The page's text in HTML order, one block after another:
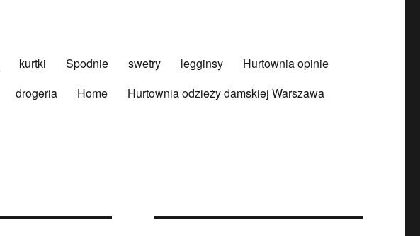
kurtki Spodnie swetry legginsy
Hurtownia opinie
drogeria Home
Hurtownia odzieży damskiej Warszawa